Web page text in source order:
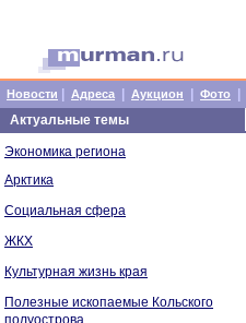
Новости Адреса Аукцион Фото
Актуальные темы
Экономика региона
Арктика
Социальная сфера
ЖКХ
Культурная жизнь края
Полезные ископаемые Кольского
полуострова